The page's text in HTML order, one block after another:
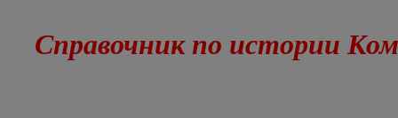
Справочник по истории